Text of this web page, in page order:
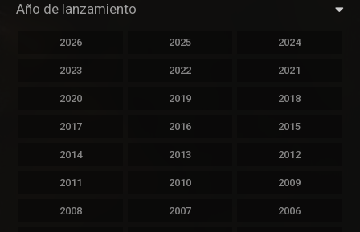
Año de lanzamiento
2026 2025 2024
2023 2022 2021
2020 2019 2018
2017 2016 2015
2014 2013 2012
2011 2010 2009
2008 2007 2006